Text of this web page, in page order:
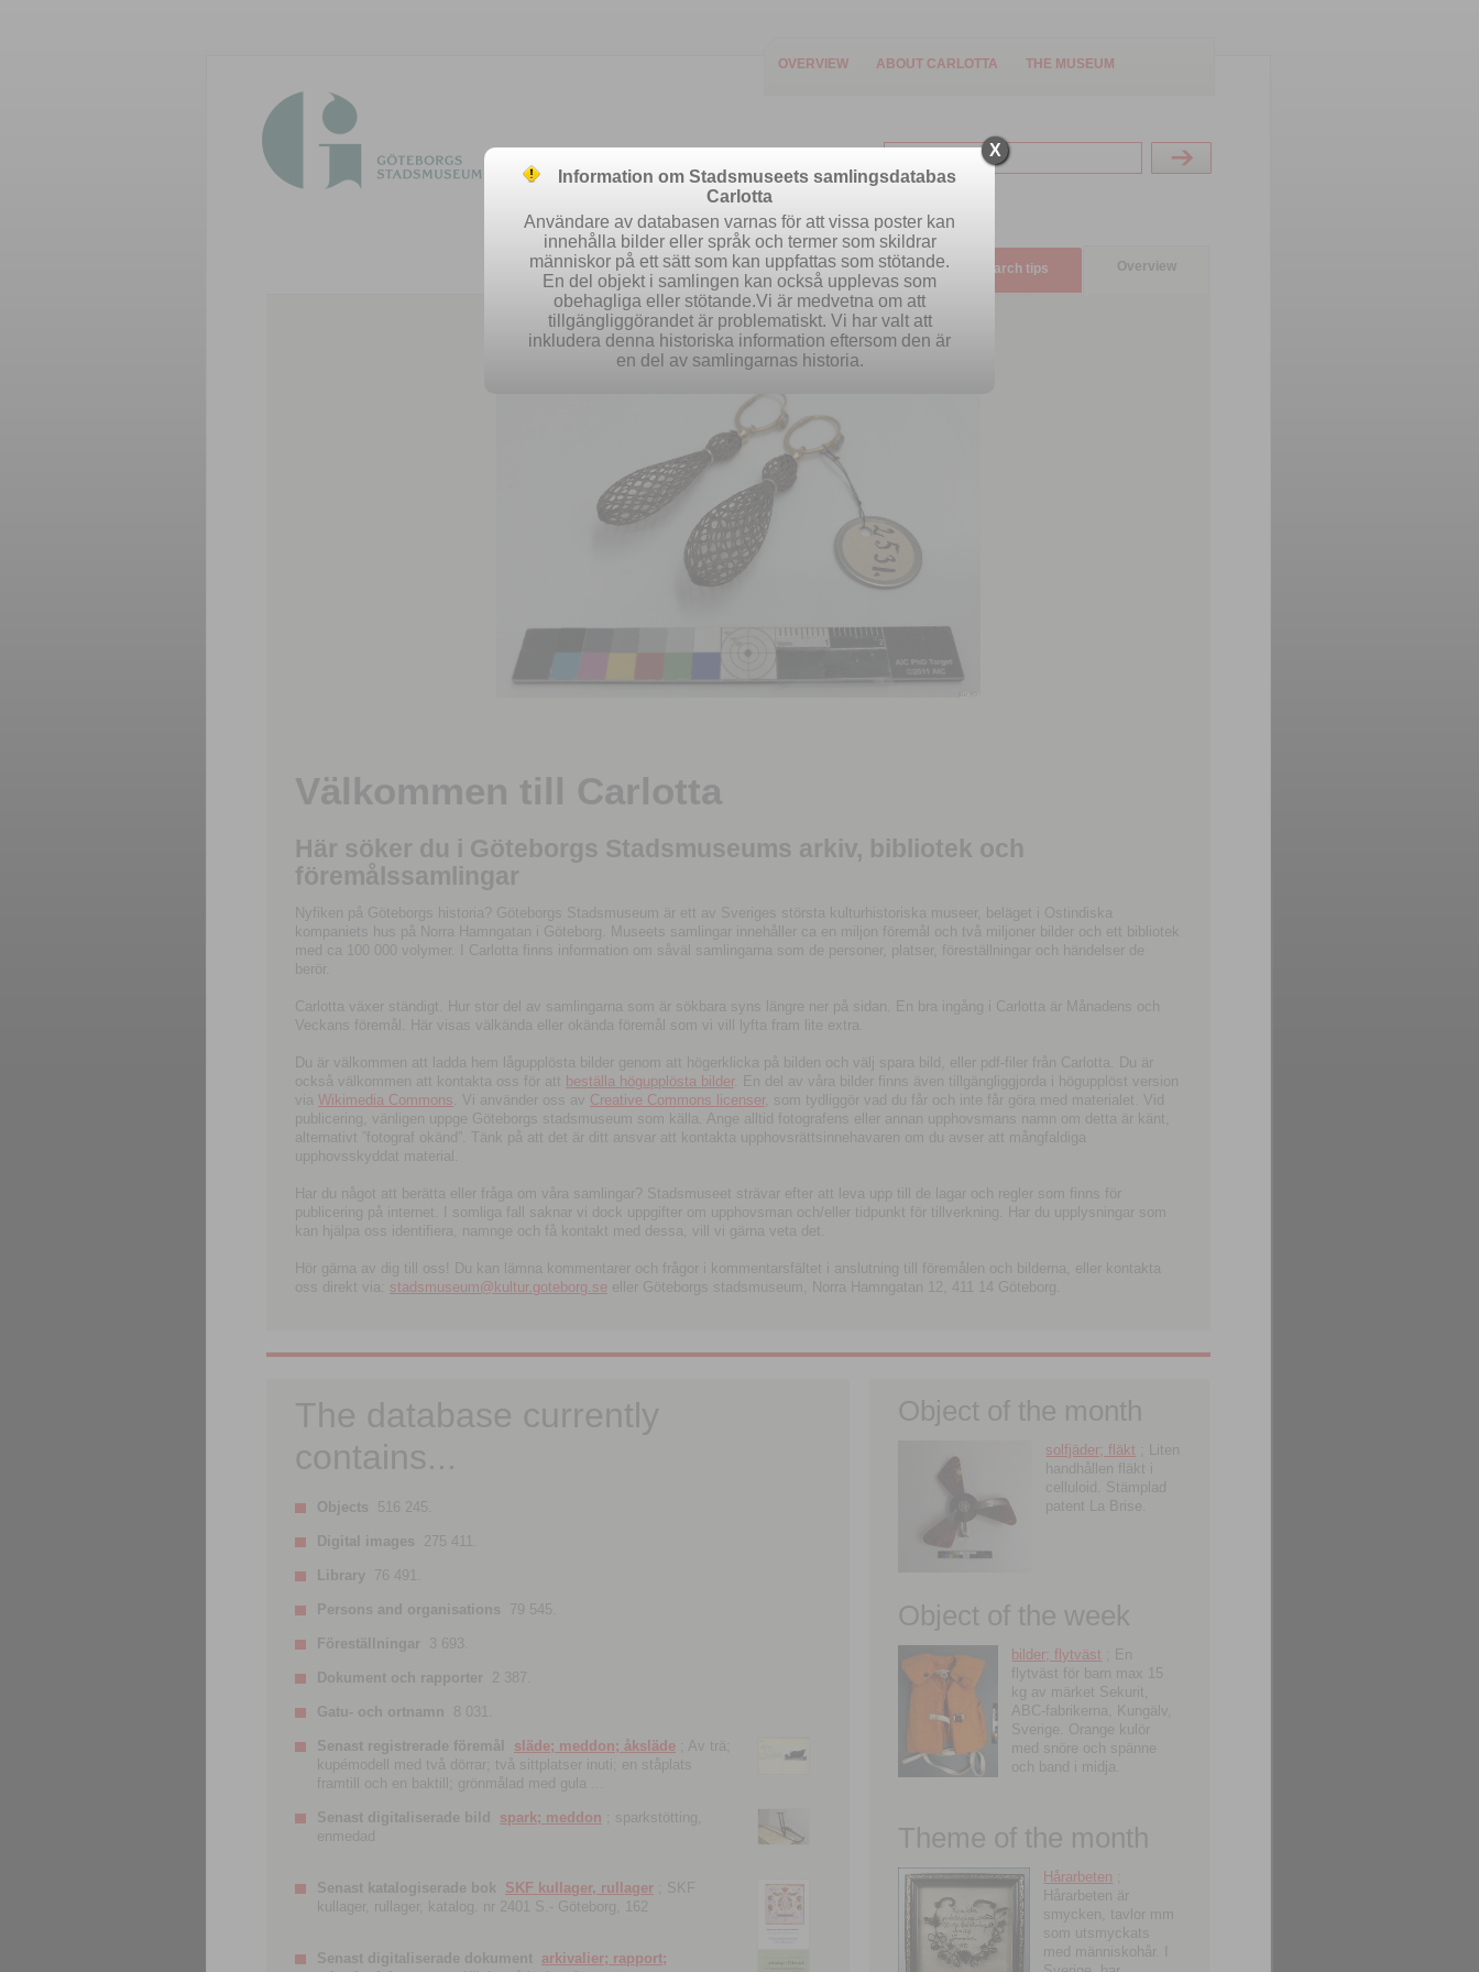
OVERVIEW ABOUT CARLOTTA THE MUSEUM
Easy search Advanced search Search tips Overview
Välkommen till Carlotta
Här söker du i Göteborgs Stadsmuseums arkiv, bibliotek och
föremålssamlingar
Nyfiken på Göteborgs historia? Göteborgs Stadsmuseum är ett av Sveriges största kulturhistoriska museer, beläget i Ostindiska
kompaniets hus på Norra Hamngatan i Göteborg. Museets samlingar innehåller ca en miljon föremål och två miljoner bilder och ett bibliotek
med ca 100 000 volymer. I Carlotta finns information om såväl samlingarna som de personer, platser, föreställningar och händelser de
berör.
Carlotta växer ständigt. Hur stor del av samlingarna som är sökbara syns längre ner på sidan. En bra ingång i Carlotta är Månadens och
Veckans föremål. Här visas välkända eller okända föremål som vi vill lyfta fram lite extra.
Du är välkommen att ladda hem lågupplösta bilder genom att högerklicka på bilden och välj spara bild, eller pdf-filer från Carlotta. Du är
också välkommen att kontakta oss för att beställa högupplösta bilder. En del av våra bilder finns även tillgängliggjorda i högupplöst version
via Wikimedia Commons . Vi använder oss av Creative Commons licenser, som tydliggör vad du får och inte får göra med materialet. Vid
publicering, vänligen uppge Göteborgs stadsmuseum som källa. Ange alltid fotografens eller annan upphovsmans namn om detta är känt,
alternativt ”fotograf okänd”. Tänk på att det är ditt ansvar att kontakta upphovsrättsinnehavaren om du avser att mångfaldiga
upphovsskyddat material.
Har du något att berätta eller fråga om våra samlingar? Stadsmuseet strävar efter att leva upp till de lagar och regler som finns för
publicering på internet. I somliga fall saknar vi dock uppgifter om upphovsman och/eller tidpunkt för tillverkning. Har du upplysningar som
kan hjälpa oss identifiera, namnge och få kontakt med dessa, vill vi gärna veta det.
Hör gärna av dig till oss! Du kan lämna kommentarer och frågor i kommentarsfältet i anslutning till föremålen och bilderna, eller kontakta
oss direkt via: stadsmuseum@kultur.goteborg.se eller Göteborgs stadsmuseum, Norra Hamngatan 12, 411 14 Göteborg.
The database currently
contains...
Objects 516 245.
Digital images 275 411.
Library 76 491.
Persons and organisations 79 545.
Föreställningar 3 693.
Dokument och rapporter 2 387.
Gatu- och ortnamn 8 031.
Senast registrerade föremål släde; meddon; åksläde ; Av trä;
kupémodell med två dörrar; två sittplatser inuti; en ståplats
framtill och en baktill; grönmålad med gula ...
Senast digitaliserade bild spark; meddon ; sparkstötting,
enmedad
Senast katalogiserade bok SKF kullager, rullager ; SKF
kullager, rullager, katalog. nr 2401 S.- Göteborg, 162
Senast digitaliserade dokument arkivalier; rapport;
Object of the month
solfjäder; fläkt ; Liten
handhållen fläkt i
celluloid. Stämplad
patent La Brise.
Object of the week
bilder; flytväst ; En
flytväst för barn max 15
kg av märket Sekurit,
ABC-fabrikerna, Kungälv,
Sverige. Orange kulör
med snöre och spänne
och band i midja.
Theme of the month
Hårarbeten
Hårarbeten är
smycken, tavlor mm
som utsmyckats
med människohår. I
X
Information om Stadsmuseets samlingsdatabas
Carlotta
Användare av databasen varnas för att vissa poster kan
innehålla bilder eller språk och termer som skildrar
människor på ett sätt som kan uppfattas som stötande.
En del objekt i samlingen kan också upplevas som
obehagliga eller stötande.Vi är medvetna om att
tillgängliggörandet är problematiskt. Vi har valt att
inkludera denna historiska information eftersom den är
en del av samlingarnas historia.